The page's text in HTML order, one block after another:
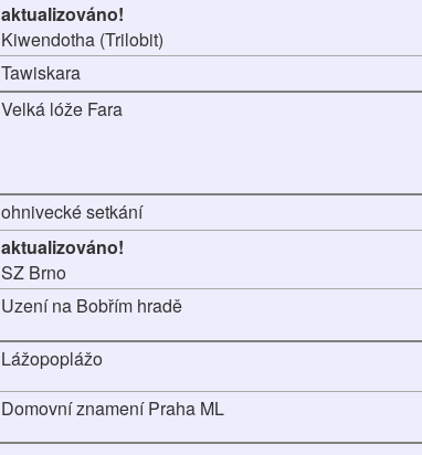
aktualizováno!
Kiwendotha (Trilobit)
Tawiskara
Velká lóže Fara
ohnivecké setkání
aktualizováno!
SZ Brno
Uzení na Bobřím hradě
Lážopoplážo
Domovní znamení Praha ML